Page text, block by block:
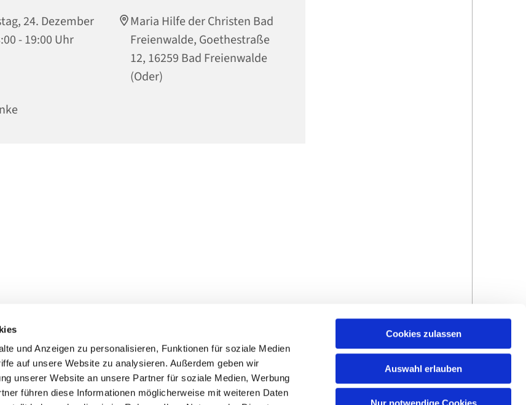
und Anzeigen zu personalisieren, Funktionen für soziale Medien
auf unsere Website zu analysieren. Außerdem geben wir
unserer Website an unsere Partner für soziale Medien, Werbung
führen diese Informationen möglicherweise mit weiteren Daten
Cookies zulassen
Auswahl erlauben
24. Dezember
- 19:00 Uhr
Maria Hilfe der Christen Bad
Freienwalde, Goethestraße
12, 16259 Bad Freienwalde
(Oder)